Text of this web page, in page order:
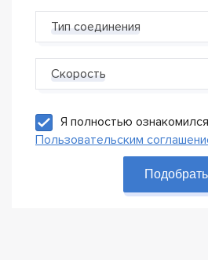
Тип соединения
Скорость
Я полностью
Пользовательским
Подобрать